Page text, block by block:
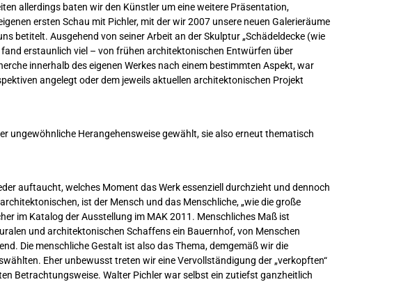
allerdings baten wir den Künstler um eine weitere Präsentation,
ersten Schau mit Pichler, mit der wir 2007 unsere neuen Galerieräume
betitelt. Ausgehend von seiner Arbeit an der Skulptur „Schädeldecke (wie
erstaunlich viel – von frühen architektonischen Entwürfen über
innerhalb des eigenen Werkes nach einem bestimmten Aspekt, war
angelegt oder dem jeweils aktuellen architektonischen Projekt
ungewöhnliche Herangehensweise gewählt, sie also erneut thematisch
auftaucht, welches Moment das Werk essenziell durchzieht und dennoch
ist der Mensch und das Menschliche, „wie die große
im Katalog der Ausstellung im MAK 2011. Menschliches Maß ist
und architektonischen Schaffens ein Bauernhof, von Menschen
Die menschliche Gestalt ist also das Thema, demgemäß wir die
Eher unbewusst treten wir eine Vervollständigung der „verkopften“
Betrachtungsweise. Walter Pichler war selbst ein zutiefst ganzheitlich